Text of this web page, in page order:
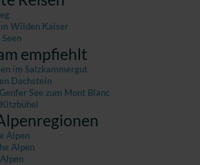
Wilden Kaiser
empfiehlt
im Salzkammergut
Dachstein
See zum Mont Blanc
Alpen
Alpen